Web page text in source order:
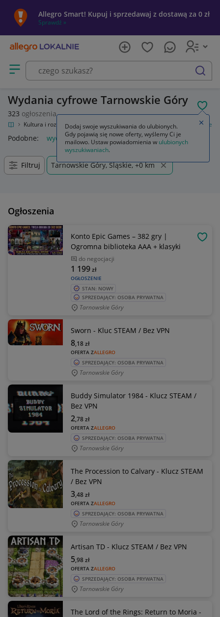
Allegro Smart! Kupuj i sprzedawaj z dostawą za 0 zł
Sprawdź »
Otwórz menu z kategoriami
szukaj
Wydania cyfrowe Tarnowskie Góry
323 ogłoszenia
Kultura i rozrywka Gry Gry komputerowe PC Wydania cyfrowe
Podobne: wydania cyfrowe
Filtruj Tarnowskie Góry, Śląskie, +0 km
Ogłoszenia
Konto Epic Games – 382 gry |
Ogromna biblioteka AAA + klasyki
do negocjacji
OGŁOSZENIE
1 199zł
STAN: NOWY
SPRZEDAJĄCY: OSOBA PRYWATNA
Tarnowskie Góry
Sworn - Kluc STEAM / Bez VPN
OFERTA ZALLEGRO
8,18zł
SPRZEDAJĄCY: OSOBA PRYWATNA
Tarnowskie Góry
Buddy Simulator 1984 - Klucz STEAM /
Bez VPN
OFERTA ZALLEGRO
2,78zł
SPRZEDAJĄCY: OSOBA PRYWATNA
Tarnowskie Góry
The Procession to Calvary - Klucz STEAM
/ Bez VPN
OFERTA ZALLEGRO
3,48zł
SPRZEDAJĄCY: OSOBA PRYWATNA
Tarnowskie Góry
Artisan TD - Klucz STEAM / Bez VPN
OFERTA ZALLEGRO
5,98zł
SPRZEDAJĄCY: OSOBA PRYWATNA
Tarnowskie Góry
The Lord of the Rings: Return to Moria -
Dodaj swoje wyszukiwania do ulubionych.
Gdy pojawią się nowe oferty, wyślemy Ci je
mailowo. Ustaw powiadomienia w ulubionych
wyszukiwaniach.